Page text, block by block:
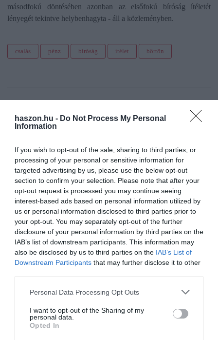
haszon.hu - Do Not Process My Personal
Information
If you wish to opt-out of the sale, sharing to third parties, or
processing of your personal or sensitive information for
targeted advertising by us, please use the below opt-out
section to confirm your selection. Please note that after your
opt-out request is processed you may continue seeing
interest-based ads based on personal information utilized by
us or personal information disclosed to third parties prior to
your opt-out. You may separately opt-out of the further
disclosure of your personal information by third parties on the
IAB’s list of downstream participants. This information may
also be disclosed by us to third parties on the IAB’s List of
Downstream Participants that may further disclose it to other
Please note that this website/app uses one or more Google
not limited to your visit or usage behaviour. You may click to
grant or deny consent to Google and its third-party tags to
use your data for below specified purposes in below Google
Personal Data Processing Opt Outs
I want to opt-out of the Sharing of my
personal data.
Opted In
másodfokú döntésében azonban az elsőfokú bíróság ítéletét
lényegét tekintve helybenhagyta - áll a közleményben.
csalás pénz bíróság ítélet börtön